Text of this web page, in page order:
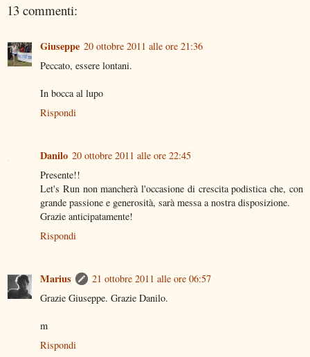
13 commenti:
Giuseppe 20 ottobre 2011 alle ore 21:36
Peccato, essere lontani.
In bocca al lupo
Rispondi
Danilo 20 ottobre 2011 alle ore 22:45
Presente!!
Let's Run non mancherà l'occasione di crescita podistica che, con
grande passione e generosità, sarà messa a nostra disposizione.
Grazie anticipatamente!
Rispondi
Marius
21 ottobre 2011 alle ore 06:57
Grazie Giuseppe. Grazie Danilo.
m
Rispondi